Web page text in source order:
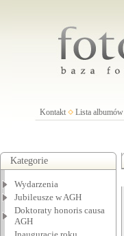
Kontakt Lista albumów
Kategorie
Wydarzenia
Jubileusze w AGH
Doktoraty honoris causa
AGH